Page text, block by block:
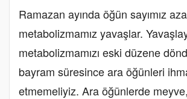
Ramazan ayında öğün sayımız
metabolizmamız yavaşlar.
metabolizmamızı eski düzene
bayram süresince ara öğünleri
etmemeliyiz. Ara öğünlerde